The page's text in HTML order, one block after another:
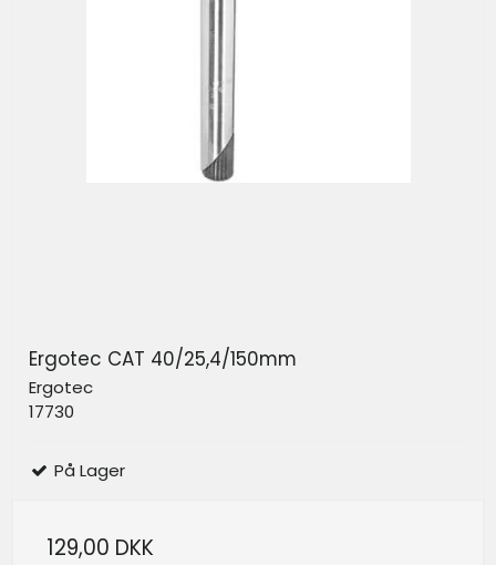
Ergotec CAT 40/25,4/150mm
Ergotec
17730
På Lager
129,00 DKK